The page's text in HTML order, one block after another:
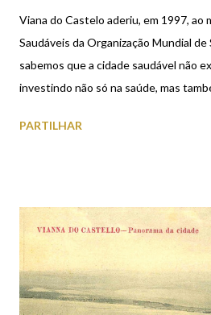
Viana do Castelo aderiu, em 1997, ao
Saudáveis da Organização Mundial de
sabemos que a cidade saudável não
investindo não só na saúde, mas
Vem isto a propósito de, hoje, ao
si. (clique nas imagens para ampliar e
PARTILHAR